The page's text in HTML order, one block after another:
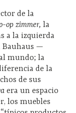
de la
op zimmer, la
a la izquierda
Bauhaus —
mundo; la
de la
de sus
era un espacio
los muebles